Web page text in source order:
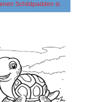
Tekenen Schildpadden simpel